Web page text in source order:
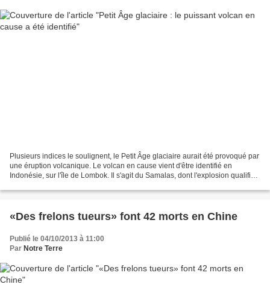
Plusieurs indices le soulignent, le Petit Âge glaciaire aurait été provoqué par
une éruption volcanique. Le volcan en cause vient d'être identifié en
Indonésie, sur l'île de Lombok. Il s'agit du Samalas, dont l'explosion qualifiée
«Des frelons tueurs» font 42 morts en Chine
Publié le 04/10/2013 à 11:00
Par Notre Terre